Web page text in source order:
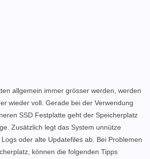
allgemein immer grösser werden, werden
wieder voll. Gerade bei der Verwendung
SSD Festplatte geht der Speicherplatz
Zusätzlich legt das System unnütze
oder alte Updatefiles ab. Bei Problemen
können die folgenden Tipps